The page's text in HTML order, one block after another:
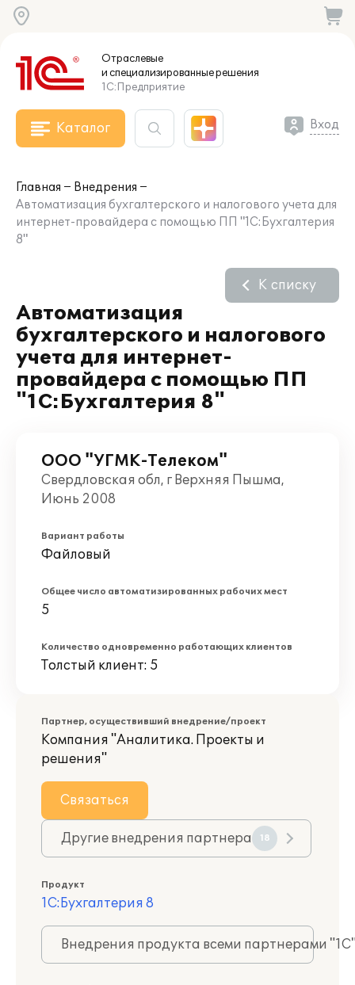
Отраслевые
и специализированныерешения
1С:Предприятие
Каталог Вход
Главная
Внедрения
Автоматизация бухгалтерского и налогового учета для
интернет-провайдера с помощью ПП "1С:Бухгалтерия
8"
Автоматизация
бухгалтерского и налогового
учета для интернет-
провайдера с помощью ПП
"1С:Бухгалтерия 8"
К списку
ООО "УГМК-Телеком"
Свердловская обл, г Верхняя Пышма,
Июнь 2008
Вариант работы
Файловый
Общее число автоматизированных рабочих мест
5
Количество одновременно работающих клиентов
Толстый клиент: 5
Партнер, осуществивший внедрение/проект
Компания "Аналитика. Проекты и
решения"
Связаться
Другие внедрения партнера 18
Продукт
1С:Бухгалтерия 8
Внедрения продукта всеми партнерами